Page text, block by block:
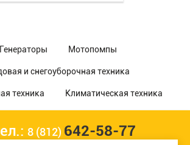
Генераторы Мотопомпы
и снегоуборочная техника
техника Климатическая техника
8 (812) 642-58-77